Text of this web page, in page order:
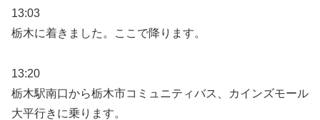
13:03
栃木に着きました。ここで降ります。
13:20
栃木駅南口から栃木市コミュニティバス、カインズモール
大平行きに乗ります。